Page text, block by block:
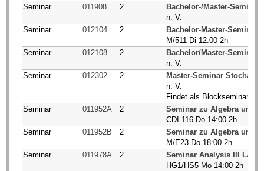
Seminar
011908 2
Bachelor-/Master-
n. V.
Seminar
012104 2
Bachelor-Master-Seminar
M/511 Di 12:00 2h
Seminar
012108 2
Bachelor/Master-Seminar
n. V.
Seminar
012302 2
Master-Seminar Stochastik
n. V.
Findet als Blockseminar im
Seminar
011952A 2
Seminar zu Algebra und
CDI-116 Do 14:00 2h
Seminar
011952B 2
Seminar zu Algebra und
M/E23 Do 18:00 2h
Seminar
011978A 2
Seminar Analysis III LA
HG1/HS5 Mo 14:00 2h